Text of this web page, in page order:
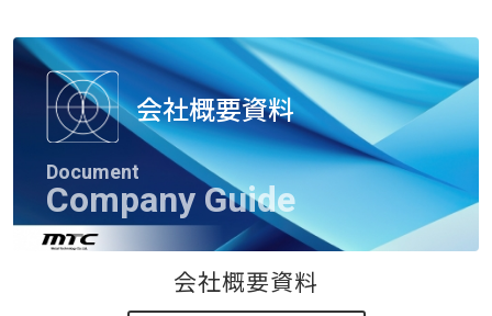
会社概要資料
Document
Company Guide
会社概要資料